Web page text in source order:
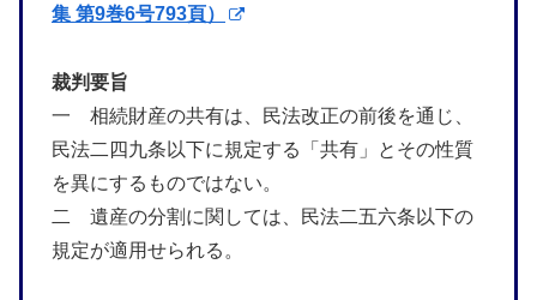
集 第9巻6号793頁）
裁判要旨
一 相続財産の共有は、民法改正の前後を通じ、
民法二四九条以下に規定する「共有」とその性質
を異にするものではない。
二 遺産の分割に関しては、民法二五六条以下の
規定が適用せられる。